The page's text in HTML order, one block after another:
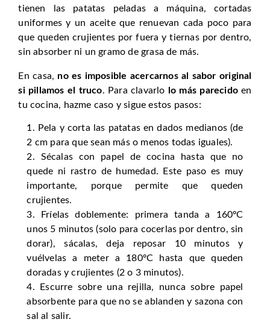
tienen las patatas peladas a máquina, cortadas
uniformes y un aceite que renuevan cada poco para
que queden crujientes por fuera y tiernas por dentro,
sin absorber ni un gramo de grasa de más.
En casa, no es imposible acercarnos al sabor original
si pillamos el truco. Para clavarlo lo más parecidoen
tu cocina, hazme caso y sigue estos pasos:
Pela y corta las patatas en dados medianos (de
2 cm para que sean más o menos todas iguales).
Sécalas con papel de cocina hasta que no
quede ni rastro de humedad. Este paso es muy
importante, porque permite que queden
crujientes.
Fríelas doblemente: primera tanda a 160ºC
unos 5 minutos (solo para cocerlas por dentro, sin
dorar), sácalas, deja reposar 10 minutos y
vuélvelas a meter a 180ºC hasta que queden
doradas y crujientes (2 o 3 minutos).
Escurre sobre una rejilla, nunca sobre papel
absorbente para que no se ablanden y sazona con
sal al salir.